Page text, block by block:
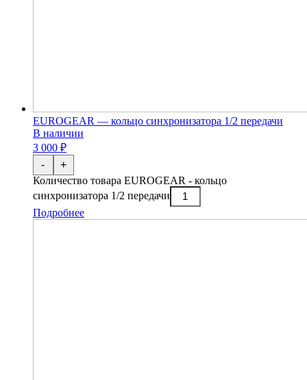
EUROGEAR — кольцо синхронизатора 1/2 передачи
В наличии
3 000 ₽
-
Количество товара EUROGEAR - кольцо
синхронизатора 1/2 передачи
+
Подробнее